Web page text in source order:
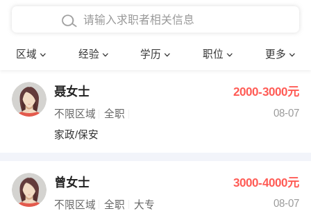
区域 经验 学历 职位 更多
在校学生工作经验
四年以上工作经验
五年以上工作经验
博士
文员 护士
财务会计
网络IT
确定
聂女士 2000-3000元
不限区域 全职
08-07
家政/保安
曾女士 3000-4000元
不限区域 全职 大专
08-07